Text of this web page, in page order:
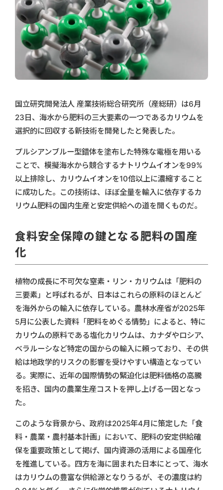
国立研究開発法人 産業技術総合研究所（産総研）は6月
23日、海水から肥料の三大要素の一つであるカリウムを
選択的に回収する新技術を開発したと発表した。
プルシアンブルー型錯体を塗布した特殊な電極を用いる
ことで、模擬海水から競合するナトリウムイオンを99%
以上排除し、カリウムイオンを10倍以上に濃縮すること
に成功した。この技術は、ほぼ全量を輸入に依存するカ
リウム肥料の国内生産と安定供給への道を開くものだ。
食料安全保障の鍵となる肥料の国産
化
植物の成長に不可欠な窒素・リン・カリウムは「肥料の
三要素」と呼ばれるが、日本はこれらの原料のほとんど
を海外からの輸入に依存している。農林水産省が2025年
5月に公表した資料「肥料をめぐる情勢」によると、特に
カリウムの原料である塩化カリウムは、カナダやロシア、
ベラルーシなど特定の国からの輸入に頼っており、その供
給は地政学的リスクの影響を受けやすい構造となってい
る。実際に、近年の国際情勢の緊迫化は肥料価格の高騰
を招き、国内の農業生産コストを押し上げる一因となっ
た。
このような背景から、政府は2025年4月に策定した「食
料・農業・農村基本計画」において、肥料の安定供給確
保を重要政策として掲げ、国内資源の活用による国産化
を推進している。四方を海に囲まれた日本にとって、海水
はカリウムの豊富な供給源となりうるが、その濃度は約